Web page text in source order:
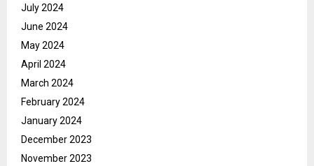
July 2024
June 2024
May 2024
April 2024
March 2024
February 2024
January 2024
December 2023
November 2023